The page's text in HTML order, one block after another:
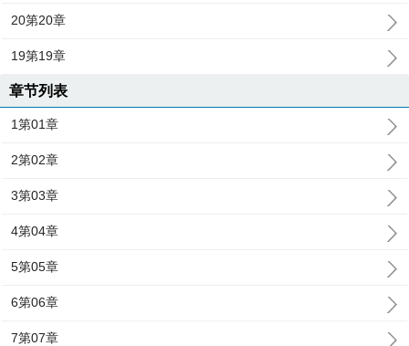
20第20章
19第19章
章节列表
1第01章
2第02章
3第03章
4第04章
5第05章
6第06章
7第07章